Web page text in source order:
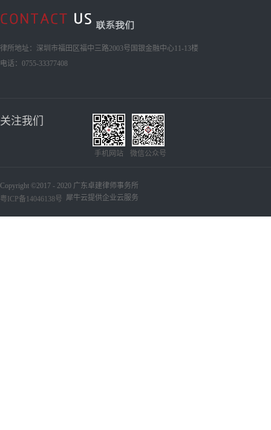
Copyright ©2017 - 2020 广东卓建律师事务所
粤ICP备14046138号 犀牛云提供企业云服务
律所地址：深圳市福田区福中三路2003号国银金融中心11-13楼
电话：0755-33377408
关注我们
手机网站 微信公众号